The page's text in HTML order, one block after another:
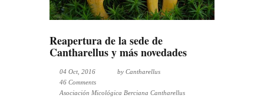
Reapertura de la sede de
Cantharellus y más novedades
04 Oct, 2016 by Cantharellus
46 Comments
Asociación Micológica Berciana Cantharellus